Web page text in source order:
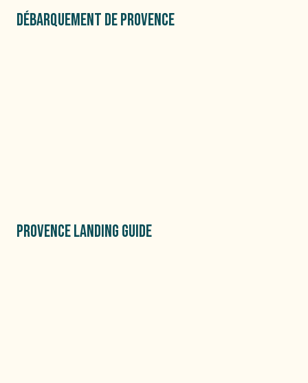
DÉBARQUEMENT DE PROVENCE
PROVENCE LANDING GUIDE